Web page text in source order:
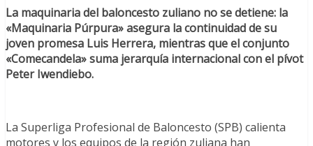
La maquinaria del baloncesto zuliano no se detiene: la
«Maquinaria Púrpura» asegura la continuidad de su
joven promesa Luis Herrera, mientras que el conjunto
«Comecandela» suma jerarquía internacional con el pívot
Peter Iwendiebo.
La Superliga Profesional de Baloncesto (SPB) calienta
motores y los equipos de la región zuliana han